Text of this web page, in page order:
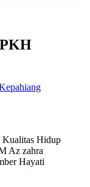
Kualitas Hidup
Az zahra
Hayati